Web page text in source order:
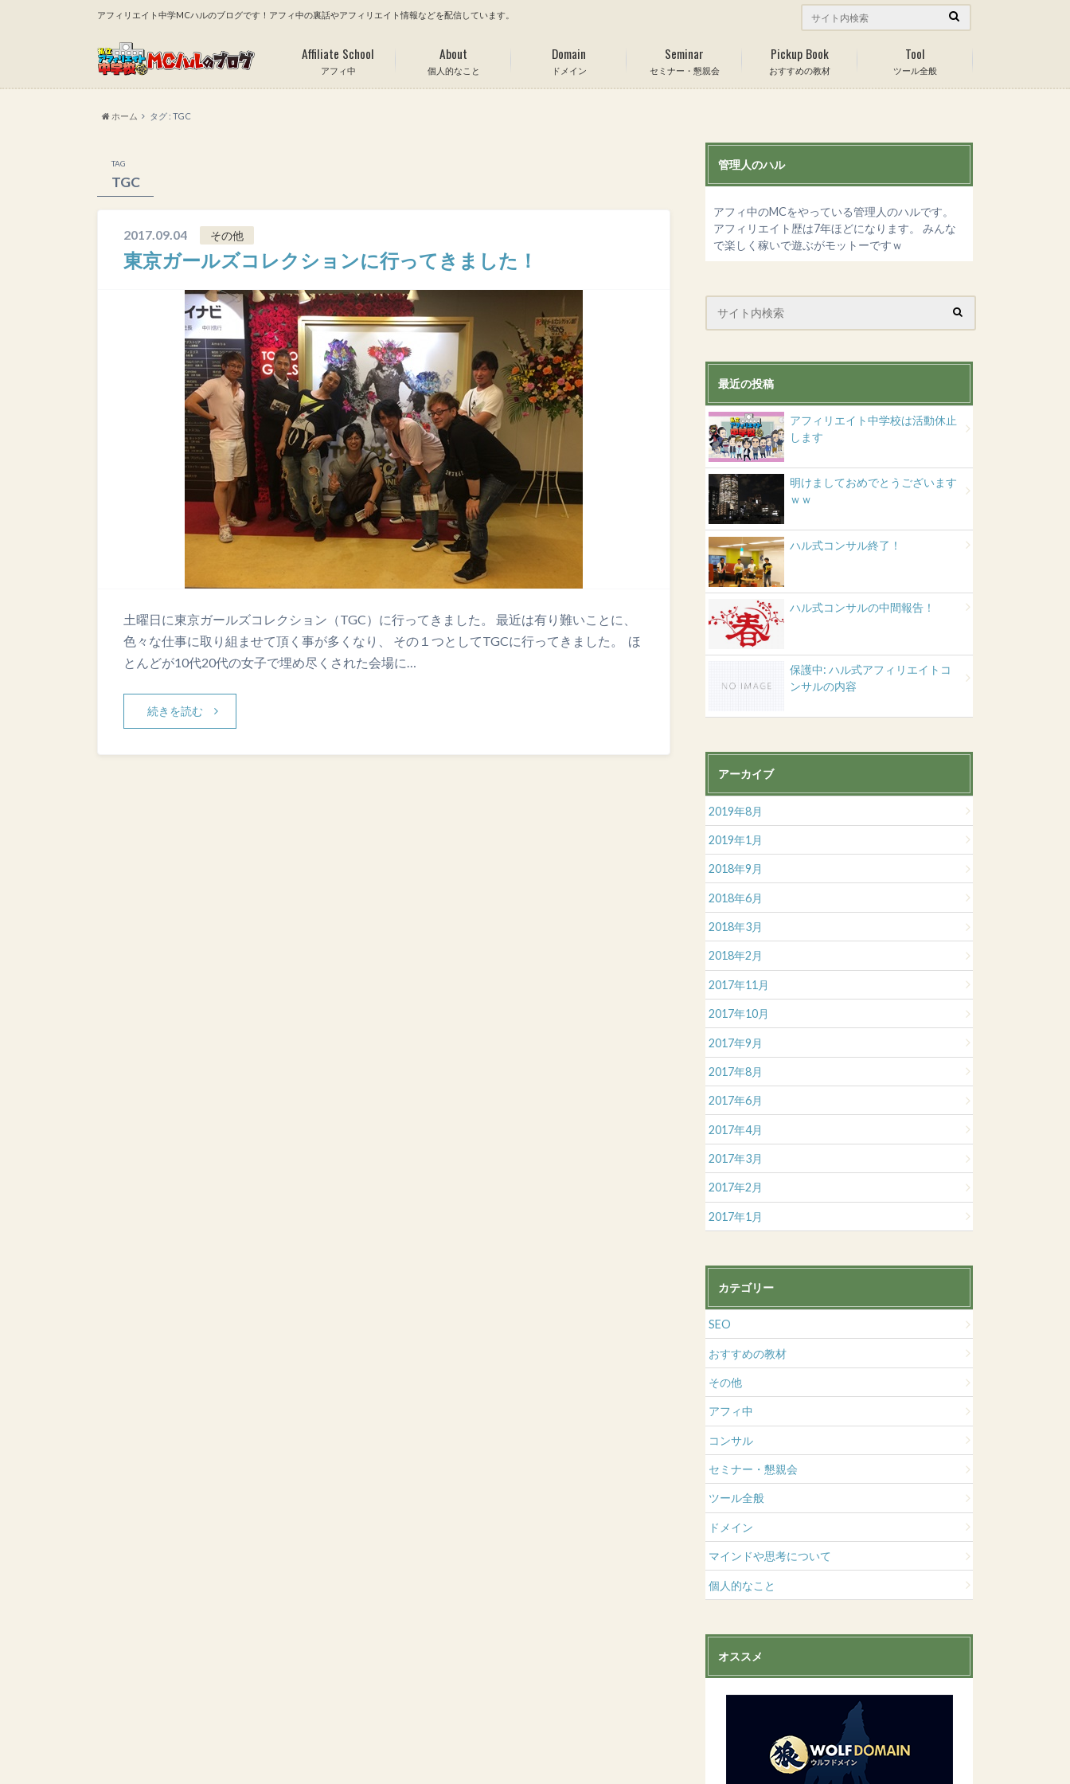
アフィリエイト中学MCハルのブログです！アフィ中の裏話やアフィリエイト情報などを配信しています。
アフィ中
Affiliate School
個人的なこと
About
ドメイン
Domain
セミナー・懇親会
Seminar
おすすめの教材
Pickup Book
ツール全般
Tool
ホーム タグ : TGC
TAG
TGC
2017.09.04 その他
東京ガールズコレクションに行ってきました！
土曜日に東京ガールズコレクション（TGC）に行ってきました。 最近は有り難いことに、
色々な仕事に取り組ませて頂く事が多くなり、 その１つとしてTGCに行ってきました。 ほ
とんどが10代20代の女子で埋め尽くされた会場に…
続きを読む
管理人のハル
アフィ中のMCをやっている管理人のハルです。
アフィリエイト歴は7年ほどになります。 みんな
で楽しく稼いで遊ぶがモットーですｗ
最近の投稿
アフィリエイト中学校は活動休止
します
明けましておめでとうございます
ｗｗ
ハル式コンサル終了！
ハル式コンサルの中間報告！
保護中: ハル式アフィリエイトコ
ンサルの内容
アーカイブ
2019年8月
2019年1月
2018年9月
2018年6月
2018年3月
2018年2月
2017年11月
2017年10月
2017年9月
2017年8月
2017年6月
2017年4月
2017年3月
2017年2月
2017年1月
カテゴリー
SEO
おすすめの教材
その他
アフィ中
コンサル
セミナー・懇親会
ツール全般
ドメイン
マインドや思考について
個人的なこと
オススメ